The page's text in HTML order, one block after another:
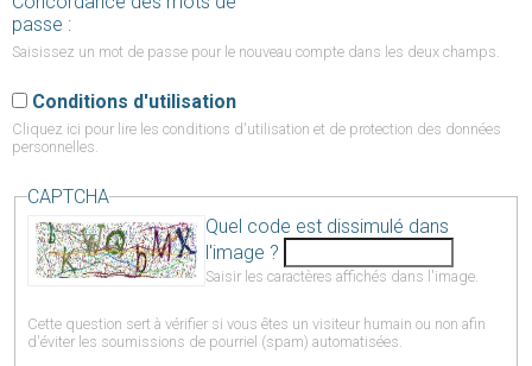
passe :
Saisissez un mot de passe pour le nouveau compte dans les deux champs.
Conditions d'utilisation
Cliquez ici pour lire les conditions d'utilisation et de protection des données
personnelles.
CAPTCHA
Quel code est dissimulé dans
l'image ?
Saisir les caractères affichés dans l'image.
Cette question sert à vérifier si vous êtes un visiteur humain ou non afin
d'éviter les soumissions de pourriel (spam) automatisées.